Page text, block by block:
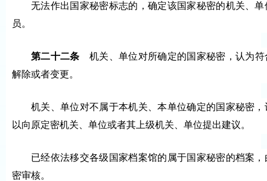
无法作出国家秘密标志的，确定该国家秘密的机关、
员。
第二十二条 机关、单位对所确定的国家秘密，认为
解除或者变更。
机关、单位对不属于本机关、本单位确定的国家秘密
以向原定密机关、单位或者其上级机关、单位提出建议。
已经依法移交各级国家档案馆的属于国家秘密的档案
密审核。